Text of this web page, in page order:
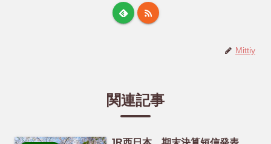
Mittiy
関連記事